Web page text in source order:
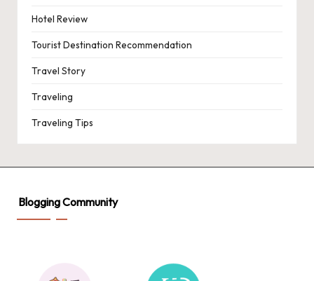
Hotel Review
Tourist Destination Recommendation
Travel Story
Traveling
Traveling Tips
Blogging Community